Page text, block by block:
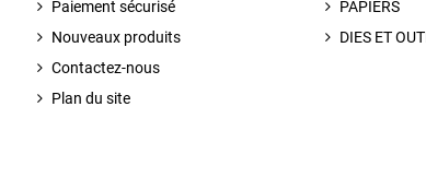
Paiement sécurisé
Nouveaux produits
Contactez-nous
Plan du site
PAPIERS
DIES ET